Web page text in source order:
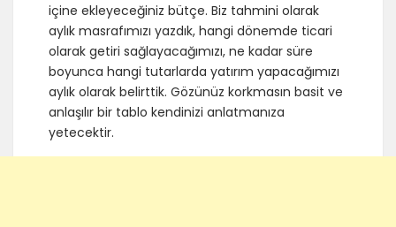
içine ekleyeceğiniz bütçe. Biz tahmini olarak
aylık masrafımızı yazdık, hangi dönemde ticari
olarak getiri sağlayacağımızı, ne kadar süre
boyunca hangi tutarlarda yatırım yapacağımızı
aylık olarak belirttik. Gözünüz korkmasın basit ve
anlaşılır bir tablo kendinizi anlatmanıza
yetecektir.